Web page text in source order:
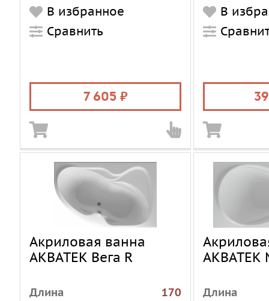
В избранное
Сравнить
7 605
Установка
Форма
Материал
Объем, л
В
Акриловая ванна
АКВАТЕК Вега R
Длина
170
АКВАТЕК
Длина